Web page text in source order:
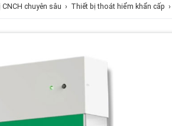
chuyên sâu › Thiết bị thoát hiểm khẩn cấp ›